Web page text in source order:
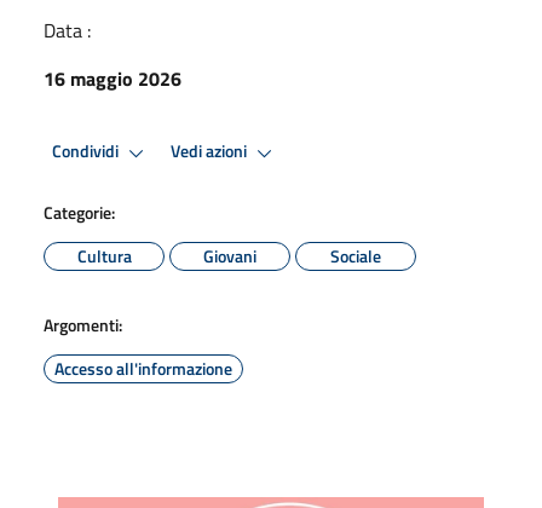
Data :
16 maggio 2026
Condividi Vedi azioni
Categorie:
Cultura
Giovani Sociale
Argomenti:
Accesso all'informazione